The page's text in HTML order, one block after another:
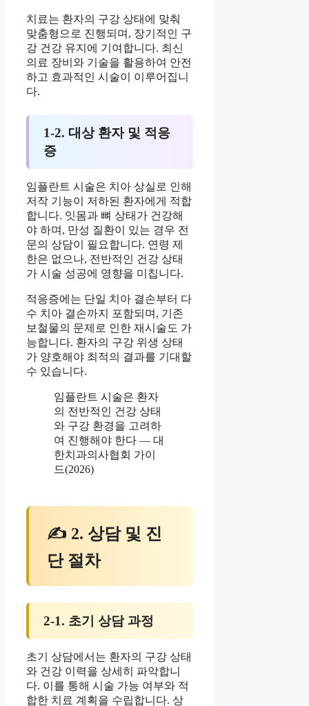
치료는 환자의 구강 상태에 맞춰
맞춤형으로 진행되며, 장기적인 구
강 건강 유지에 기여합니다. 최신
의료 장비와 기술을 활용하여 안전
하고 효과적인 시술이 이루어집니
다.
1-2. 대상 환자 및 적응
증
임플란트 시술은 치아 상실로 인해
저작 기능이 저하된 환자에게 적합
합니다. 잇몸과 뼈 상태가 건강해
야 하며, 만성 질환이 있는 경우 전
문의 상담이 필요합니다. 연령 제
한은 없으나, 전반적인 건강 상태
가 시술 성공에 영향을 미칩니다.
적응증에는 단일 치아 결손부터 다
수 치아 결손까지 포함되며, 기존
보철물의 문제로 인한 재시술도 가
능합니다. 환자의 구강 위생 상태
가 양호해야 최적의 결과를 기대할
수 있습니다.
임플란트 시술은 환자
의 전반적인 건강 상태
와 구강 환경을 고려하
여 진행해야 한다 — 대
한치과의사협회 가이
드(2026)
✍ 2. 상담 및 진
단 절차
2-1. 초기 상담 과정
초기 상담에서는 환자의 구강 상태
와 건강 이력을 상세히 파악합니
다. 이를 통해 시술 가능 여부와 적
합한 치료 계획을 수립합니다. 상